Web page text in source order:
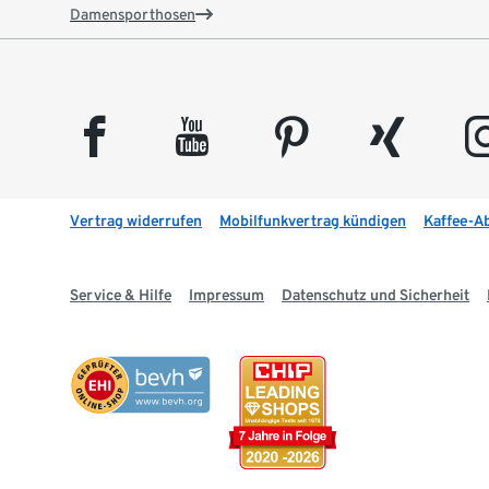
Damensporthosen
facebook youtube pinterest xing
Vertrag widerrufen Mobilfunkvertrag kündigen Kaffee-
Service & Hilfe Impressum Datenschutz und Sicherheit